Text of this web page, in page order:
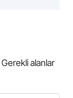
Gerekli alanlar